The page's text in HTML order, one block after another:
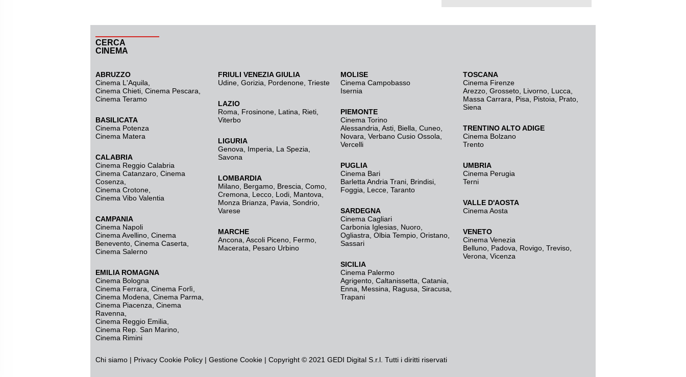
CERCA
CINEMA
ABRUZZO
Cinema L'Aquila
Cinema Chieti, Cinema Pescara,
Cinema Teramo
BASILICATA
Cinema Potenza
Cinema Matera
CALABRIA
Cinema Reggio Calabria
Cinema Catanzaro Cinema
Cosenza
Cinema Crotone
Cinema Vibo Valentia
CAMPANIA
Cinema Napoli
Cinema Avellino Cinema
Benevento Cinema Caserta
Cinema Salerno
EMILIA ROMAGNA
Cinema Bologna
Cinema Ferrara Cinema Forlì
Cinema Modena Cinema Parma
Cinema Piacenza Cinema
Ravenna
Cinema Reggio Emilia
Cinema Rep. San Marino
Cinema Rimini
FRIULI VENEZIA GIULIA
Udine Gorizia Pordenone Trieste
LAZIO
Roma
Frosinone Latina Rieti
Viterbo
LIGURIA
Genova
Imperia La Spezia
Savona
LOMBARDIA
Milano Bergamo Brescia, Como
Cremona
Lecco Lodi Mantova
Monza Brianza
Pavia Sondrio
Varese
MARCHE
Ancona Ascoli Piceno Fermo
Macerata
Pesaro Urbino
MOLISE
Cinema Campobasso
Isernia
PIEMONTE
Cinema Torino
Alessandria Asti Biella Cuneo
Novara Verbano Cusio Ossola
Vercelli
PUGLIA
Cinema Bari
Barletta Andria Trani Brindisi
Foggia
Lecce Taranto
SARDEGNA
Cinema Cagliari
Carbonia Iglesias Nuoro
Ogliastra Olbia Tempio Oristano
Sassari
SICILIA
Cinema Palermo
Agrigento Caltanissetta Catania
Enna
Messina Ragusa Siracusa
Trapani
TOSCANA
Cinema Firenze
Arezzo Grosseto Livorno Lucca
Massa Carrara
Pisa Pistoia Prato
Siena
TRENTINO ALTO ADIGE
Cinema Bolzano
Trento
UMBRIA
Cinema Perugia
Terni
VALLE D'AOSTA
Cinema Aosta
VENETO
Cinema Venezia
Belluno Padova Rovigo Treviso
Verona Vicenza
Chi siamo | Privacy Cookie Policy | Gestione Cookie | Copyright © 2021 GEDI Digital S.r.l. Tutti i diritti riservati